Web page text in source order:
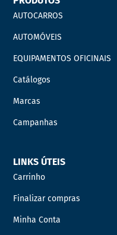
AUTOCARROS
AUTOMÓVEIS
EQUIPAMENTOS OFICINAIS
Catálogos
Marcas
Campanhas
LINKS ÚTEIS
Carrinho
Finalizar compras
Minha Conta